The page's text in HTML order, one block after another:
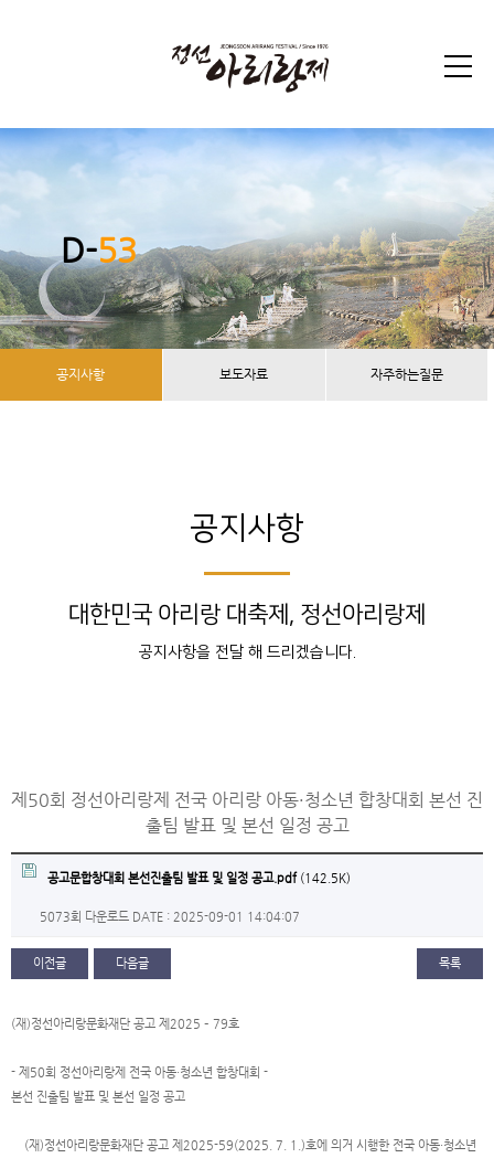
D-53
공지사항 보도자료 자주하는질문
공지사항
대한민국 아리랑 대축제, 정선아리랑제
공지사항을 전달 해 드리겠습니다.
제50회 정선아리랑제 전국 아리랑 아동·청소년 합창대회 본선 진
출팀 발표 및 본선 일정 공고
공고문합창대회 본선진출팀 발표 및 일정 공고.pdf (142.5K)
5073회 다운로드 DATE : 2025-09-01 14:04:07
이전글 다음글 목록
(재)정선아리랑문화재단 공고 제2025 – 79호
- 제50회 정선아리랑제 전국 아동·청소년 합창대회 -
본선 진출팀 발표 및 본선 일정 공고
(재)정선아리랑문화재단 공고 제2025-59(2025. 7. 1.)호에 의거 시행한 전국 아동·청소년